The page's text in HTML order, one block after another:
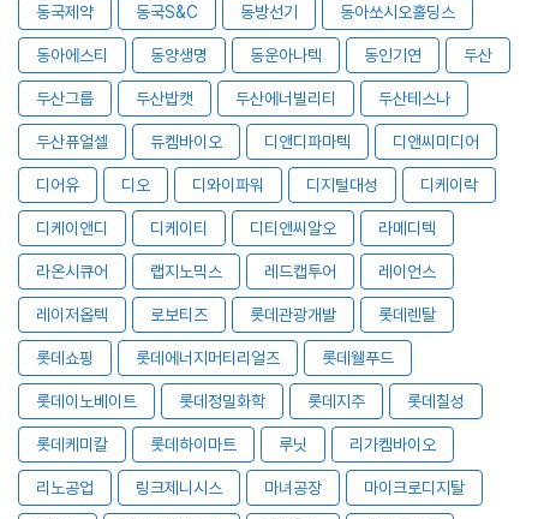
동국제약 동국S&C 동방선기 동아쏘시오홀딩스
동아에스티 동양생명 동운아나텍 동인기연 두산
두산그룹 두산밥캣 두산에너빌리티 두산테스나
두산퓨얼셀 듀켐바이오 디앤디파마텍 디앤씨미디어
디어유 디오 디와이파워 디지털대성 디케이락
디케이앤디 디케이티 디티앤씨알오 라메디텍
라온시큐어 랩지노믹스 레드캡투어 레이언스
레이저옵텍 로보티즈 롯데관광개발 롯데렌탈
롯데쇼핑 롯데에너지머티리얼즈 롯데웰푸드
롯데이노베이트 롯데정밀화학 롯데지주 롯데칠성
롯데케미칼 롯데하이마트 루닛 리가켐바이오
리노공업 링크제니시스 마녀공장 마이크로디지탈